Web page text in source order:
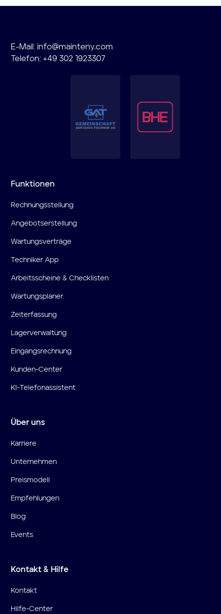
E-Mail: info@mainteny.com
Telefon: +49 302 1923307
Funktionen
Rechnungsstellung
Angebotserstellung
Wartungsverträge
Techniker App
Arbeitsscheine & Checklisten
Wartungsplaner
Zeiterfassung
Lagerverwaltung
Eingangsrechnung
Kunden-Center
KI-Telefonassistent
Über uns
Karriere
Unternehmen
Preismodell
Empfehlungen
Blog
Events
Kontakt & Hilfe
Kontakt
Hilfe-Center